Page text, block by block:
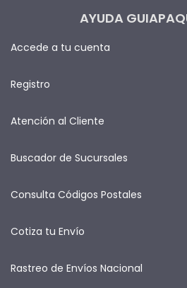
AYUDA
Accede a tu cuenta
Registro
Atención al Cliente
Buscador de Sucursales
Consulta Códigos Postales
Cotiza tu Envío
Rastreo de Envíos Nacional